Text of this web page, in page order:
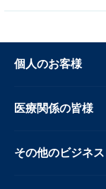
個人のお客様
医療関係の皆様
その他のビジネス